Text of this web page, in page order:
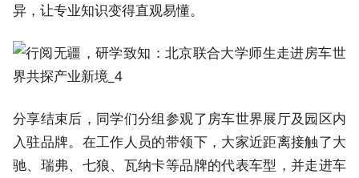
异，让专业知识变得直观易懂。
分享结束后，同学们分组参观了房车世界展厅及园区内
入驻品牌。在工作人员的带领下，大家近距离接触了大
驰、瑞弗、七狼、 瓦纳卡等品牌的代表车型，并走进车